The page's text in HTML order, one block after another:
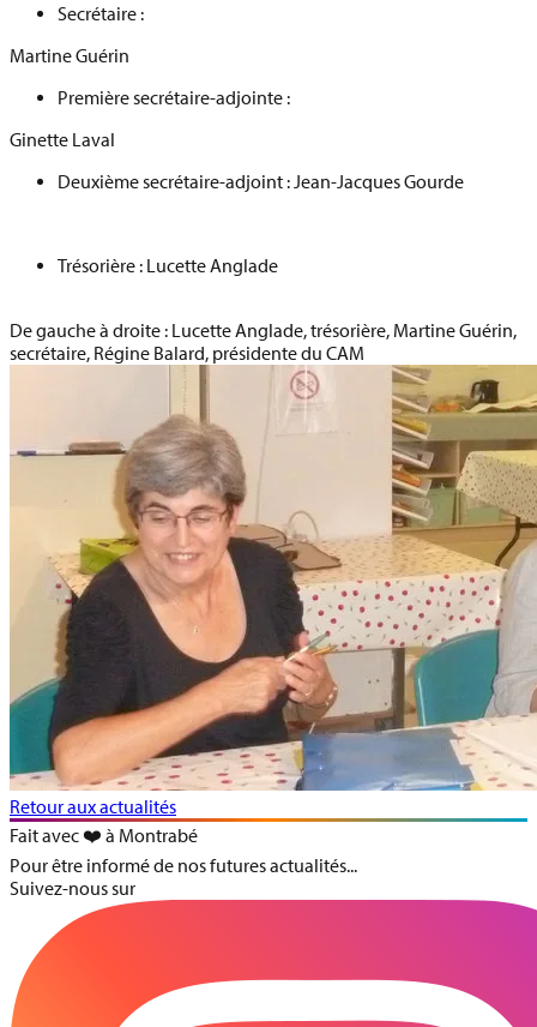
Secrétaire :
Martine Guérin
Première secrétaire-adjointe :
Ginette Laval
Deuxième secrétaire-adjoint : Jean-Jacques Gourde
Trésorière : Lucette Anglade
De gauche à droite : Lucette Anglade, trésorière, Martine Guérin,
secrétaire, Régine Balard, présidente du CAM
Retour aux actualités
Fait avec ❤️ à Montrabé
Pour être informé de nos futures actualités...
Suivez-nous sur